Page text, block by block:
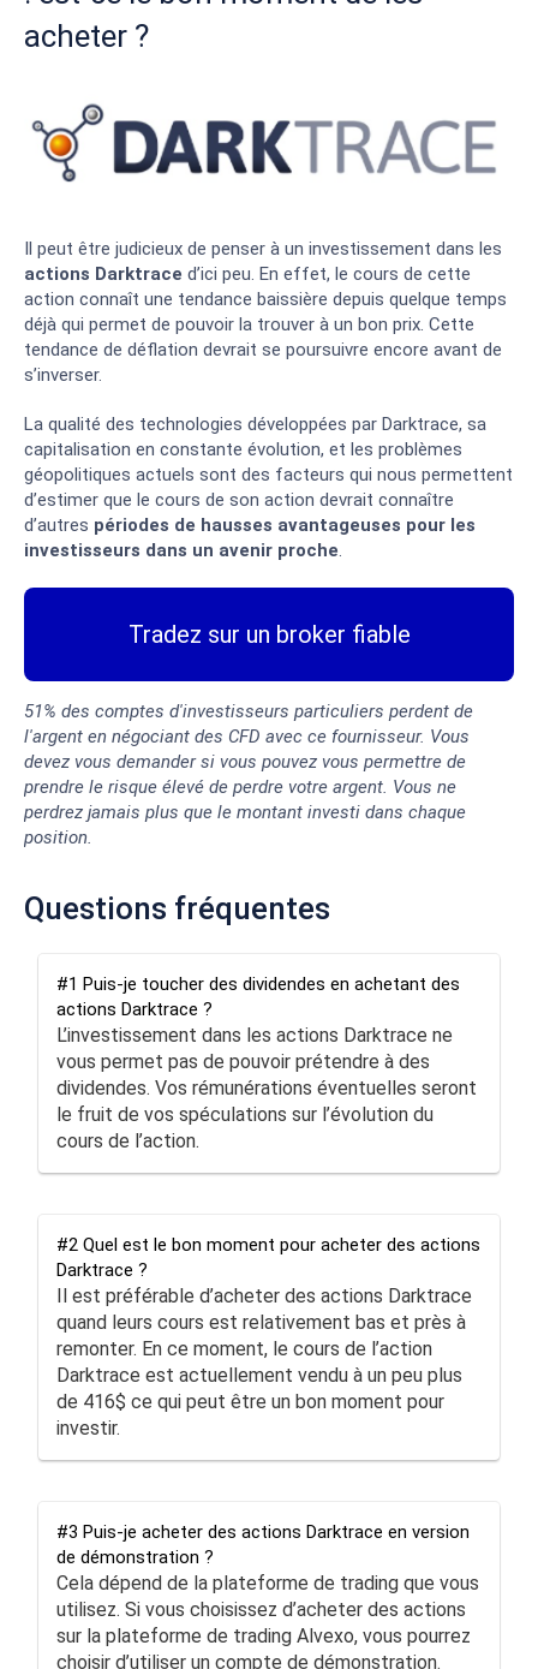
acheter ?
Il peut être judicieux de penser à un investissement dans les
actions Darktrace d’ici peu. En effet, le cours de cette
action connaît une tendance baissière depuis quelque temps
déjà qui permet de pouvoir la trouver à un bon prix. Cette
tendance de déflation devrait se poursuivre encore avant de
s’inverser.
La qualité des technologies développées par Darktrace, sa
capitalisation en constante évolution, et les problèmes
géopolitiques actuels sont des facteurs qui nous permettent
d’estimer que le cours de son action devrait connaître
d’autres périodes de hausses avantageuses pour les
investisseurs dans un avenir proche.
Tradez sur un broker fiable
51% des comptes d'investisseurs particuliers perdent de
l'argent en négociant des CFD avec ce fournisseur. Vous
devez vous demander si vous pouvez vous permettre de
prendre le risque élevé de perdre votre argent. Vous ne
perdrez jamais plus que le montant investi dans chaque
position.
Questions fréquentes
#1 Puis-je toucher des dividendes en achetant des
actions Darktrace ?
L’investissement dans les actions Darktrace ne
vous permet pas de pouvoir prétendre à des
dividendes. Vos rémunérations éventuelles seront
le fruit de vos spéculations sur l’évolution du
cours de l’action.
#2 Quel est le bon moment pour acheter des actions
Darktrace ?
Il est préférable d’acheter des actions Darktrace
quand leurs cours est relativement bas et près à
remonter. En ce moment, le cours de l’action
Darktrace est actuellement vendu à un peu plus
de 416$ ce qui peut être un bon moment pour
investir.
#3 Puis-je acheter des actions Darktrace en version
de démonstration ?
Cela dépend de la plateforme de trading que vous
utilisez. Si vous choisissez d’acheter des actions
sur la plateforme de trading Alvexo, vous pourrez
choisir d’utiliser un compte de démonstration.